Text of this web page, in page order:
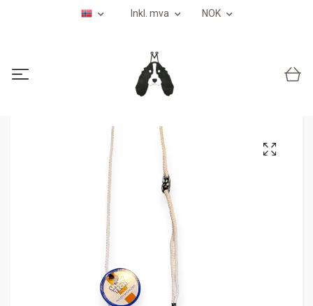
Inkl. mva NOK